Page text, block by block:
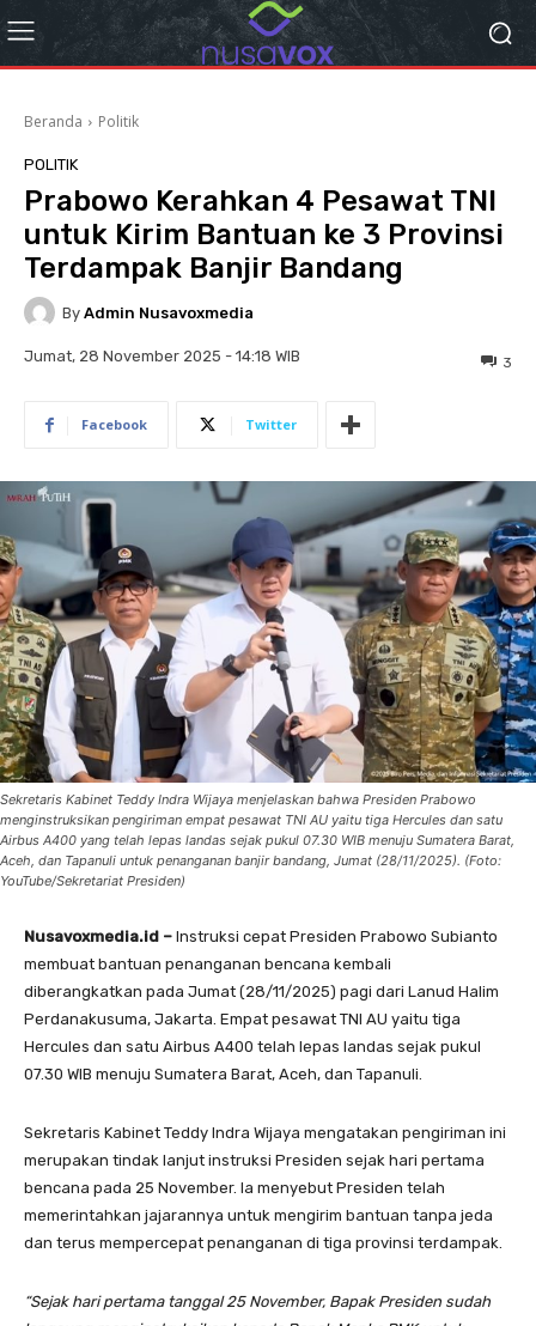
Beranda Politik
POLITIK
Prabowo Kerahkan 4 Pesawat TNI
untuk Kirim Bantuan ke 3 Provinsi
Terdampak Banjir Bandang
By Admin Nusavoxmedia
Jumat, 28 November 2025 - 14:18 WIB 3
Facebook Twitter
Sekretaris Kabinet Teddy Indra Wijaya menjelaskan bahwa Presiden Prabowo
menginstruksikan pengiriman empat pesawat TNI AU yaitu tiga Hercules dan satu
Airbus A400 yang telah lepas landas sejak pukul 07.30 WIB menuju Sumatera Barat,
Aceh, dan Tapanuli untuk penanganan banjir bandang, Jumat (28/11/2025). (Foto:
YouTube/Sekretariat Presiden)
Nusavoxmedia.id – Instruksi cepat Presiden Prabowo Subianto
membuat bantuan penanganan bencana kembali
diberangkatkan pada Jumat (28/11/2025) pagi dari Lanud Halim
Perdanakusuma, Jakarta. Empat pesawat TNI AU yaitu tiga
Hercules dan satu Airbus A400 telah lepas landas sejak pukul
07.30 WIB menuju Sumatera Barat, Aceh, dan Tapanuli.
Sekretaris Kabinet Teddy Indra Wijaya mengatakan pengiriman ini
merupakan tindak lanjut instruksi Presiden sejak hari pertama
bencana pada 25 November. Ia menyebut Presiden telah
memerintahkan jajarannya untuk mengirim bantuan tanpa jeda
dan terus mempercepat penanganan di tiga provinsi terdampak.
“Sejak hari pertama tanggal 25 November, Bapak Presiden sudah